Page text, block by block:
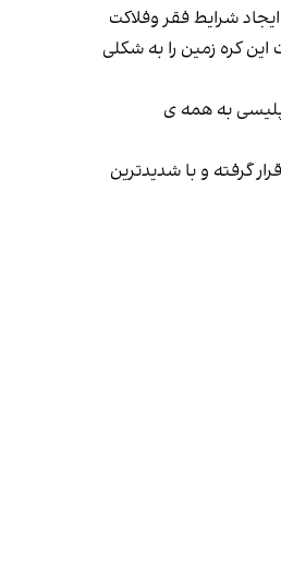
شرایط فقر وفلاکت
کره زمین را به شکلی
پلیسی به همه ی
گرفته‌ و با شدیدترین